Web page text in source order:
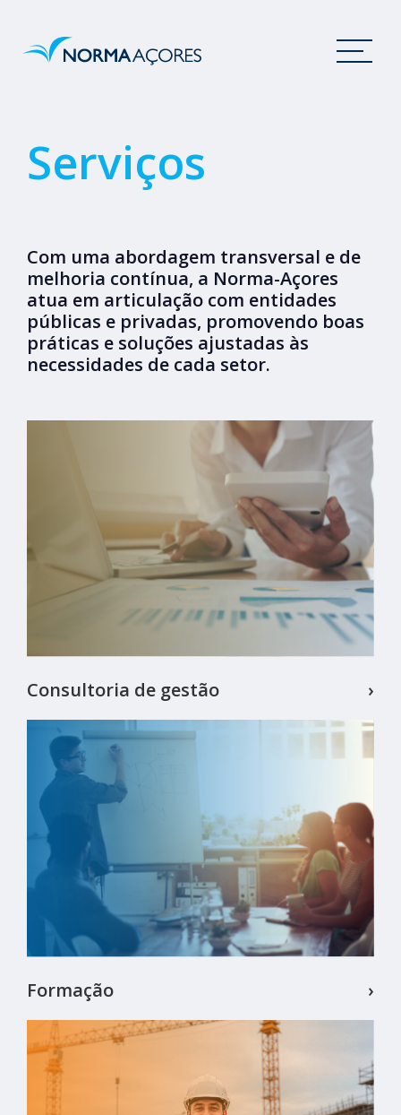
Serviços
Com uma abordagem transversal e de
melhoria contínua, a Norma-Açores
atua em articulação com entidades
públicas e privadas, promovendo boas
práticas e soluções ajustadas às
necessidades de cada setor.
Consultoria de gestão ›
Formação ›